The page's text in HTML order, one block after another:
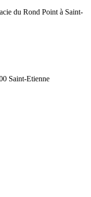
du Rond Point à Saint-
Saint-Etienne